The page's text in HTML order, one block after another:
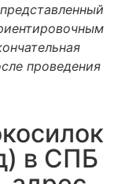
проведения
в СПБ